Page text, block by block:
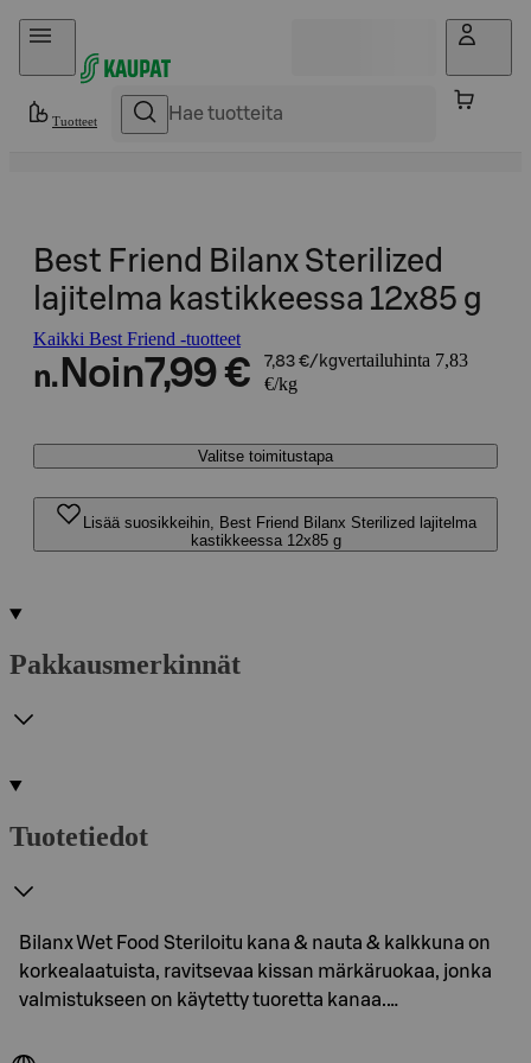
Hyppää sisältöön
Tuotteet
Best Friend Bilanx Sterilized
lajitelma kastikkeessa 12x85 g
Kaikki Best Friend -tuotteet
n. Noin7,99 € 7,83 €/kgvertailuhinta 7,83
€/kg
Valitse toimitustapa
Lisää suosikkeihin, Best Friend Bilanx Sterilized lajitelma
kastikkeessa 12x85 g
Pakkausmerkinnät
Tuotetiedot
Bilanx Wet Food Steriloitu kana & nauta & kalkkuna on
korkealaatuista, ravitsevaa kissan märkäruokaa, jonka
valmistukseen on käytetty tuoretta kanaa.…